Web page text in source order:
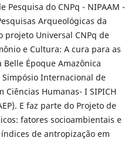
Pesquisa do CNPq - NIPAAM -
Arqueológicas da
projeto Universal CNPq de
e Cultura: A cura para as
Époque Amazônica
Internacional de
Humanas- I SIPICH
E faz parte do Projeto de
fatores socioambientais e
de antropização em